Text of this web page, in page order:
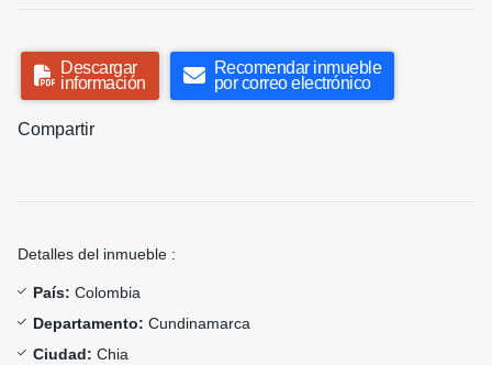
Descargar
información
Recomendar inmueble
por correo electrónico
Compartir
Detalles del inmueble :
País: Colombia
Departamento: Cundinamarca
Ciudad: Chia